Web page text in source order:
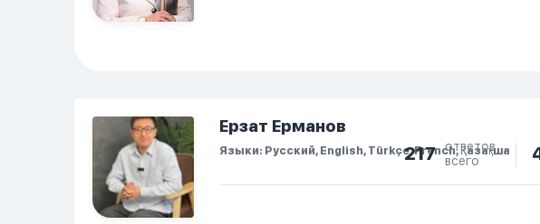
проблемах. Затем я
Ерзат Ерманов
Языки: Русский, English, Türkçe, French, Қазақша
217
ответов
всего